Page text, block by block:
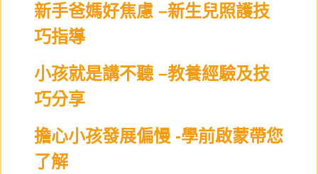
新手爸媽好焦慮 –新生兒照護技
巧指導
小孩就是講不聽 –教養經驗及技
巧分享
擔心小孩發展偏慢 -學前啟蒙帶您
了解